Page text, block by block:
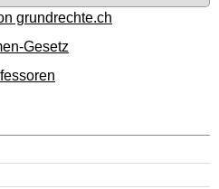
grundrechte.ch
Gesetz